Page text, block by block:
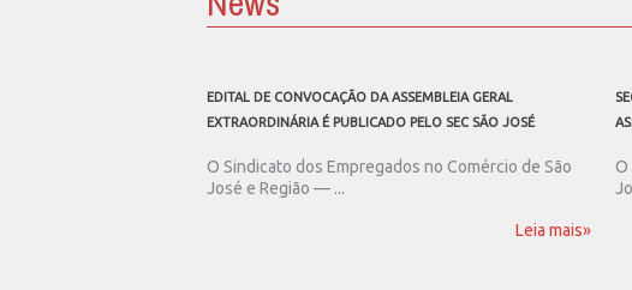
EDITAL DE CONVOCAÇÃO DA ASSEMBLEIA GERAL
EXTRAORDINÁRIA É PUBLICADO PELO SEC SÃO JOSÉ
O Sindicato dos Empregados no Comércio de São
José e Região — ...
Leia mais»
O